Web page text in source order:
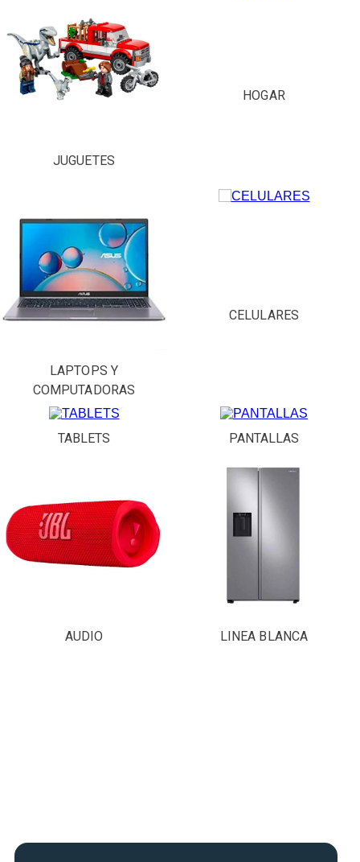
JUGUETES
HOGAR
LAPTOPS Y
COMPUTADORAS
CELULARES
TABLETS PANTALLAS
AUDIO LINEA BLANCA